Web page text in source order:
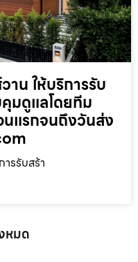
น ให้บริการรับ
มดูแลโดยทีม
แรกจนถึงวันส่ง
รรับสร้า
หมด